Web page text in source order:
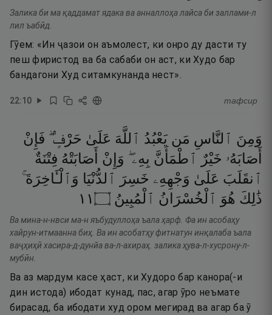
Залика би ма қаддамат ядака ва анналлоҳа лайса би заллами-л
лил ъабӣд.
Гӯем: «Ин ҷазои он аъмолест, ки онро ду дасти ту
пеш фиристод ва ба сабаби он аст, ки Худо бар
бандагони Худ ситамкунанда нест».
22:10 тафсир
وَمِنَ ٱلنَّاسِ مَن يَعْبُدُ ٱللَّهَ عَلَىٰ حَرْفٍۢ ۖ فَإِنْ
أَصَابَهُۥ خَيْرٌ ٱطْمَأَنَّ بِهِۦ ۖ وَإِنْ أَصَابَتْهُ فِتْنَةٌ
ٱنقَلَبَ عَلَىٰ وَجْهِهِۦ خَسِرَ ٱلدُّنْيَا وَٱلْـَٔاخِرَةَ ۚ
ذَٰلِكَ هُوَ ٱلْخُسْرَانُ ٱلْمُبِينُ ۝١١
Ва мина-н-нвси ма-н яъбудуллоҳа ъала ҳарф. Фа ин асобаҳу
хайрун-итмаанна биҳ. Ва ин асобатҳу фитнатун инқалаба ъала
ваҷҳиҳӣ хасира-д-дунйа ва-л-ахираҳ. залика ҳува-л-хусрону-л-
мубӣн.
Ва аз мардум касе ҳаст, ки Худоро бар канора(-и
дин истода) ибодат кунад, пас, агар ӯро неъмате
бирасад, ба ибодати худ ором мегирад ва агар ба ӯ